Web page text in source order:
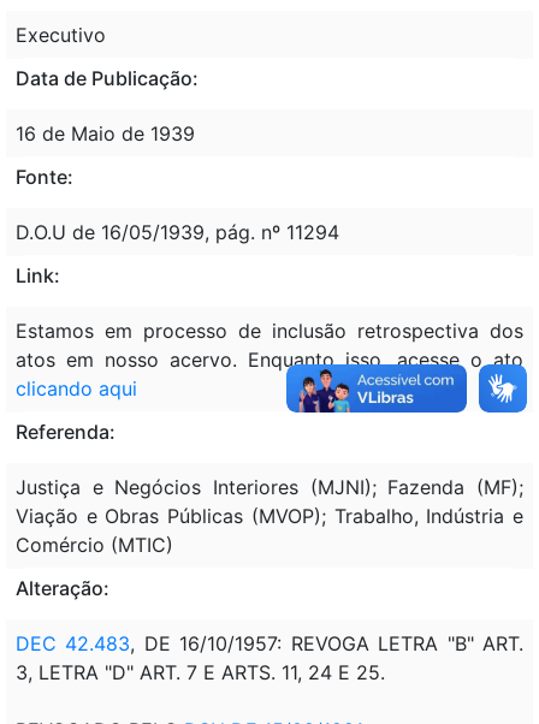
Executivo
Data de Publicação:
16 de Maio de 1939
Fonte:
D.O.U de 16/05/1939, pág. nº 11294
Link:
Estamos em processo de inclusão retrospectiva dos
atos em nosso acervo. Enquanto isso, acesse o ato
clicando aqui
Referenda:
Justiça e Negócios Interiores (MJNI); Fazenda (MF);
Viação e Obras Públicas (MVOP); Trabalho, Indústria e
Comércio (MTIC)
Alteração:
DEC 42.483, DE 16/10/1957: REVOGA LETRA "B" ART.
3, LETRA "D" ART. 7 E ARTS. 11, 24 E 25.